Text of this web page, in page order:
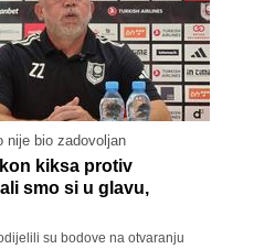
nije bio zadovoljan
kiksa protiv
smo si u glavu,
su bodove na otvaranju